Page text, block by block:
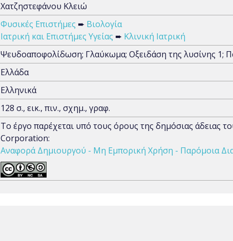
Χατζηστεφάνου Κλειώ
Φυσικές Επιστήμες ➨ Βιολογία
Ιατρική και Επιστήμες Υγείας ➨ Κλινική Ιατρική
Ψευδοαποφολίδωση; Γλαύκωμα; Οξειδάση της λυσίνης 1;
Ελλάδα
Ελληνικά
128 σ., εικ., πιν., σχημ., γραφ.
Το έργο παρέχεται υπό τους όρους της δημόσιας άδειας
Corporation:
Αναφορά Δημιουργού - Μη Εμπορική Χρήση - Παρόμοια